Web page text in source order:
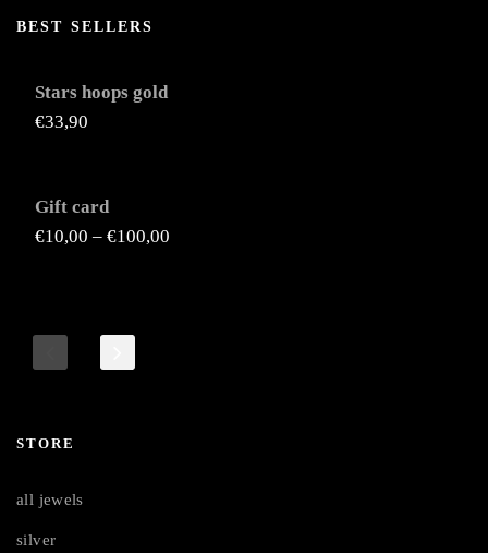
BEST SELLERS
Stars hoops gold
€33,90
Gift card
€10,00 – €100,00
STORE
all jewels
silver